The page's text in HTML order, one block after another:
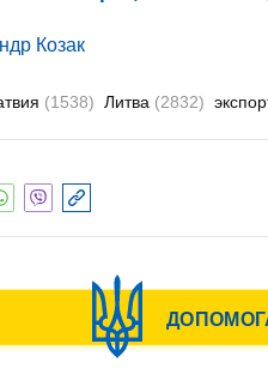
Козак
(1538) Литва (2832)